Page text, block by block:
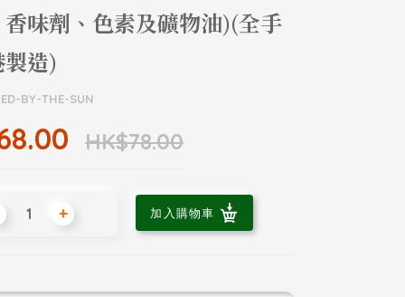
味劑、色素及礦物油)(全手
造)
BY-THE-SUN
HK$78.00
+ 加入購物車